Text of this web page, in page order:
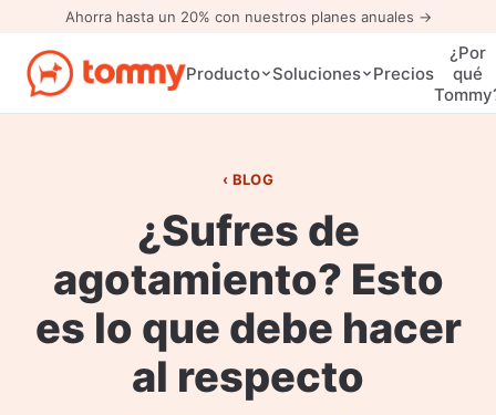
Ahorra hasta un 20% con nuestros planes anuales →
Producto Soluciones Precios
¿Por
qué
BLOG
¿Sufres de
agotamiento? Esto
es lo que debe hacer
al respecto